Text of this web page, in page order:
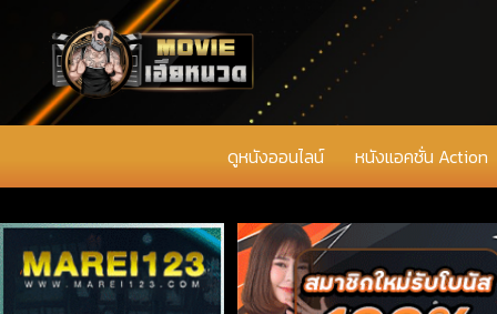
ดูหนังออนไลน์ หนังแอคชั่น Action